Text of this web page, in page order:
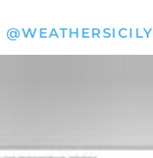
@WEATHERSICILY